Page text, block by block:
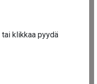
klikkaa pyydä